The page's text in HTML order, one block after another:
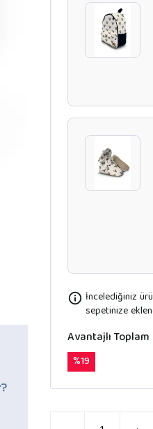
İncelediğiniz
sepetinize
Avantajlı Toplam
%19